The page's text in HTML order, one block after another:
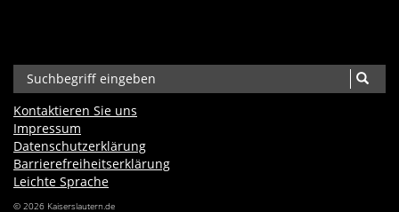
Kontaktieren Sie uns
Impressum
Datenschutzerklärung
Barrierefreiheits­erklärung
Leichte Sprache
© 2026 Kaiserslautern.de